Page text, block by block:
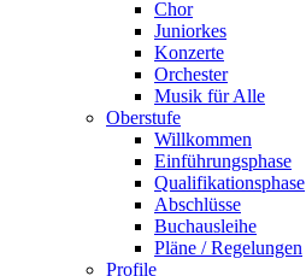
Chor
Juniorkes
Konzerte
Orchester
Musik für Alle
Oberstufe
Willkommen
Einführungsphase
Qualifikationsphase
Abschlüsse
Buchausleihe
Pläne / Regelungen
Profile